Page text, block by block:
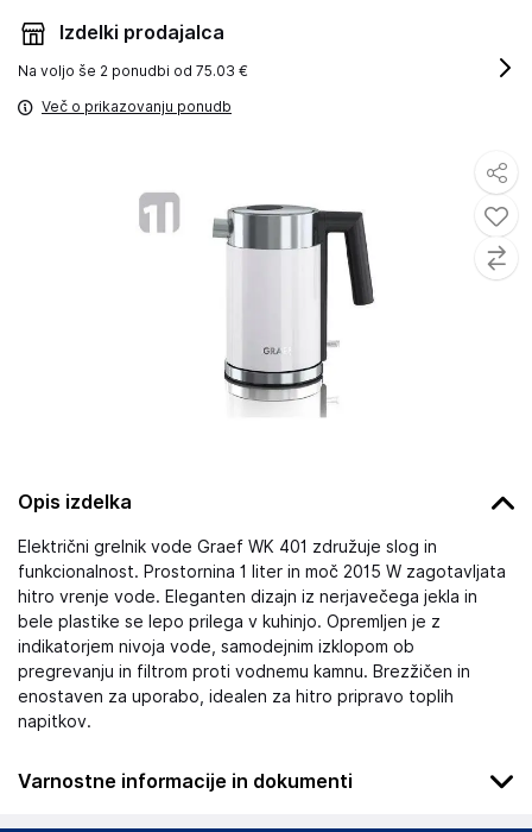
Opis izdelka
Električni grelnik vode Graef WK 401 združuje slog in
funkcionalnost. Prostornina 1 liter in moč 2015 W zagotavljata
hitro vrenje vode. Eleganten dizajn iz nerjavečega jekla in
bele plastike se lepo prilega v kuhinjo. Opremljen je z
indikatorjem nivoja vode, samodejnim izklopom ob
pregrevanju in filtrom proti vodnemu kamnu. Brezžičen in
enostaven za uporabo, idealen za hitro pripravo toplih
napitkov.
Varnostne informacije in dokumenti
Podatki o proizvajalcu
Izdelki prodajalca
Na voljo še 2 ponudbi od 75.03 €
Več o prikazovanju ponudb